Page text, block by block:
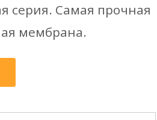
серия. Самая прочная
мембрана.